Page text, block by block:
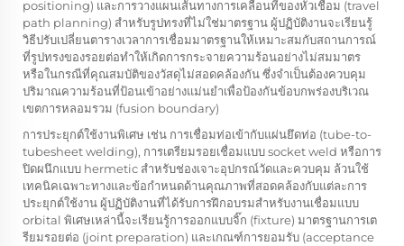
positioning) และการวางแผนเส้นทางการเคลื่อนที่ของหัวเชื่อม (travel
path planning) สำหรับรูปทรงที่ไม่ใช่มาตรฐาน ผู้ปฏิบัติงานจะเรียนรู้
วิธีปรับเปลี่ยนตารางเวลาการเชื่อมมาตรฐานให้เหมาะสมกับสถานการณ์
ที่รูปทรงของรอยต่อทำให้เกิดการกระจายความร้อนอย่างไม่สมมาตร
หรือในกรณีที่คุณสมบัติของวัสดุไม่สอดคล้องกัน ซึ่งจำเป็นต้องควบคุม
ปริมาณความร้อนที่ป้อนเข้าอย่างแม่นยำเพื่อป้องกันข้อบกพร่องบริเวณ
เขตการหลอมรวม (fusion boundary)
การประยุกต์ใช้งานพิเศษ เช่น การเชื่อมท่อเข้ากับแผ่นยึดท่อ (tube-to-
tubesheet welding), การเตรียมรอยเชื่อมแบบ socket weld หรือการ
ปิดผนึกแบบ hermetic สำหรับช่องเจาะอุปกรณ์วัดและควบคุม ล้วนใช้
เทคนิคเฉพาะทางและข้อกำหนดด้านคุณภาพที่สอดคล้องกับแต่ละการ
ประยุกต์ใช้งาน ผู้ปฏิบัติงานที่ได้รับการฝึกอบรมสำหรับงานเชื่อมแบบ
orbital พิเศษเหล่านี้จะเรียนรู้การออกแบบจิ๊ก (fixture) มาตรฐานการเต
รียมรอยต่อ (joint preparation) และเกณฑ์การยอมรับ (acceptance